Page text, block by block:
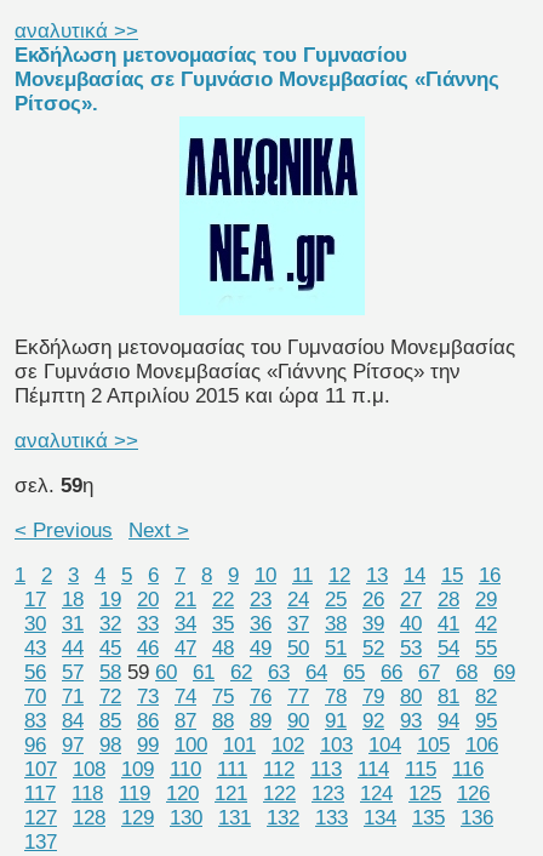
αναλυτικά >>
Εκδήλωση μετονομασίας του Γυμνασίου
Μονεμβασίας σε Γυμνάσιο Μονεμβασίας «Γιάννης
Ρίτσος».
Εκδήλωση μετονομασίας του Γυμνασίου Μονεμβασίας
σε Γυμνάσιο Μονεμβασίας «Γιάννης Ρίτσος» την
Πέμπτη 2 Απριλίου 2015 και ώρα 11 π.μ.
αναλυτικά >>
σελ. 59η
< Previous
Next >
1
2 3 4 5 6 7 8 9 10 11 12 13 14 15
16
17
18 19 20 21 22 23 24 25 26 27 28
29
30
31 32 33 34 35 36 37 38 39 40 41
42
43
44 45 46 47 48 49 50 51 52 53 54
55
56
57 58 59 60 61 62 63 64 65 66 67 68
69
70
71 72 73 74 75 76 77 78 79 80 81
82
83
84 85 86 87 88 89 90 91 92 93 94
95
96
97 98 99 100 101 102 103 104 105
106
107
108 109 110 111 112 113 114 115
116
117
118 119 120 121 122 123 124 125
126
127
128 129 130 131 132 133 134 135
136
137